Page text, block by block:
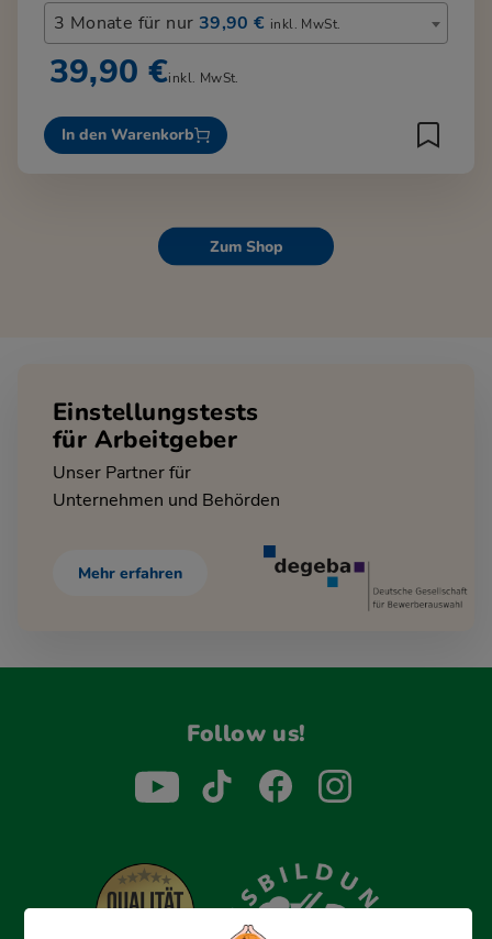
3 Monate für nur 39,90 € inkl. MwSt.
39,90 €inkl. MwSt.
In den Warenkorb
Zum Shop
Einstellungstests
für Arbeitgeber
Unser Partner für
Unternehmen und Behörden
Mehr erfahren
Follow us!